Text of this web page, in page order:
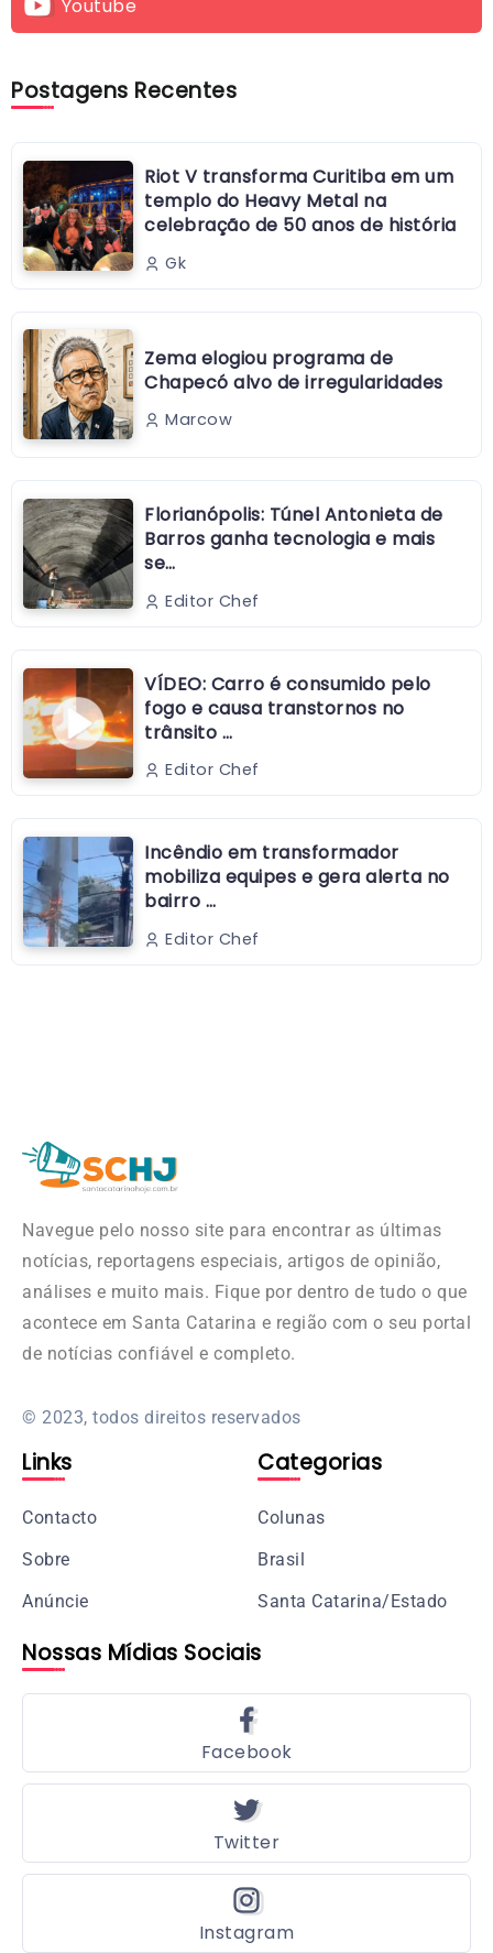
Youtube
Postagens Recentes
Riot V transforma Curitiba em um
templo do Heavy Metal na
celebração de 50 anos de história
Gk
Zema elogiou programa de
Chapecó alvo de irregularidades
Marcow
Florianópolis: Túnel Antonieta de
Barros ganha tecnologia e mais
se…
Editor Chef
VÍDEO: Carro é consumido pelo
fogo e causa transtornos no
trânsito …
Editor Chef
Incêndio em transformador
mobiliza equipes e gera alerta no
bairro …
Editor Chef
Navegue pelo nosso site para encontrar as últimas
notícias, reportagens especiais, artigos de opinião,
análises e muito mais. Fique por dentro de tudo o que
acontece em Santa Catarina e região com o seu portal
de notícias confiável e completo.
© 2023, todos direitos reservados
Links
Contacto
Sobre
Anúncie
Categorias
Colunas
Brasil
Santa Catarina/Estado
Nossas Mídias Sociais
Facebook
Twitter
Instagram